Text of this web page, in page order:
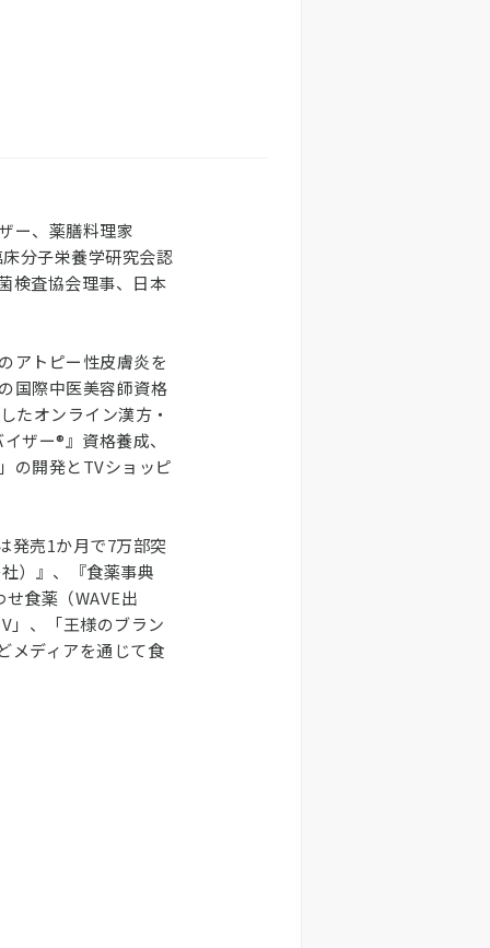
ー、薬膳料理家
分子栄養学研究会認
検査協会理事、日本
アトピー性皮膚炎を
国際中医美容師資格
たオンライン漢方・
ザー®』資格養成、
の開発とTVショッピ
発売1か月で7万部突
）』、『食薬事典
食薬（WAVE出
」、「王様のブラン
メディアを通じて食